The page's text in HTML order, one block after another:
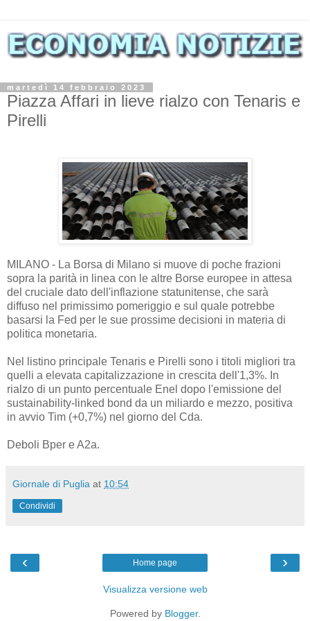
martedì 14 febbraio 2023
Piazza Affari in lieve rialzo con Tenaris e
Pirelli
MILANO - La Borsa di Milano si muove di poche frazioni
sopra la parità in linea con le altre Borse europee in attesa
del cruciale dato dell'inflazione statunitense, che sarà
diffuso nel primissimo pomeriggio e sul quale potrebbe
basarsi la Fed per le sue prossime decisioni in materia di
politica monetaria.
Nel listino principale Tenaris e Pirelli sono i titoli migliori tra
quelli a elevata capitalizzazione in crescita dell'1,3%. In
rialzo di un punto percentuale Enel dopo l'emissione del
sustainability-linked bond da un miliardo e mezzo, positiva
in avvio Tim (+0,7%) nel giorno del Cda.
Deboli Bper e A2a.
Giornale di Puglia at 10:54
Condividi
‹ ›
Home page
Visualizza versione web
Powered by Blogger.